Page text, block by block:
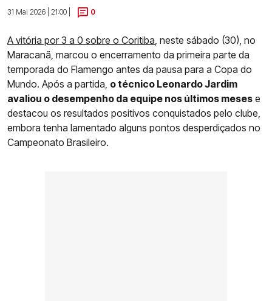
31 Mai 2026 | 21:00 |
0
A vitória por 3 a 0 sobre o Coritiba , neste sábado (30), no
Maracanã, marcou o encerramento da primeira parte da
temporada do Flamengo antes da pausa para a Copa do
Mundo. Após a partida, o técnico Leonardo Jardim
avaliou o desempenho da equipe nos últimos meses e
destacou os resultados positivos conquistados pelo clube,
embora tenha lamentado alguns pontos desperdiçados no
Campeonato Brasileiro.